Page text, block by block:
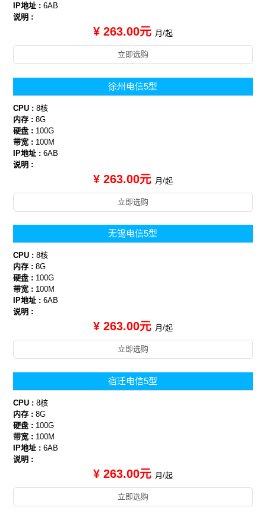
IP地址 :6AB
说明 :
¥ 263.00元 月/起
立即选购
徐州电信5型
CPU :8核
内存 :8G
硬盘 : 100G
带宽 : 100M
IP地址 :6AB
说明 :
¥ 263.00元 月/起
立即选购
无锡电信5型
CPU :8核
内存 :8G
硬盘 : 100G
带宽 : 100M
IP地址 :6AB
说明 :
¥ 263.00元 月/起
立即选购
宿迁电信5型
CPU :8核
内存 :8G
硬盘 : 100G
带宽 : 100M
IP地址 :6AB
说明 :
¥ 263.00元 月/起
立即选购